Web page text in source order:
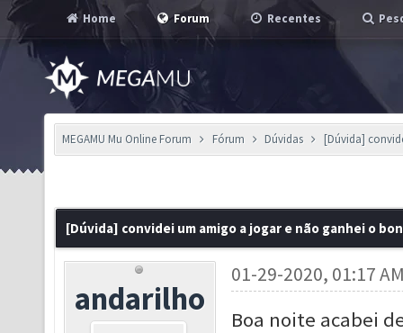
Home Forum Recentes
MEGAMU Mu Online Forum Fórum Dúvidas [Dúvida]
[Dúvida] convidei um amigo a jogar e não ganhei o
andarilho
01-29-2020, 01:17
Boa noite acabei